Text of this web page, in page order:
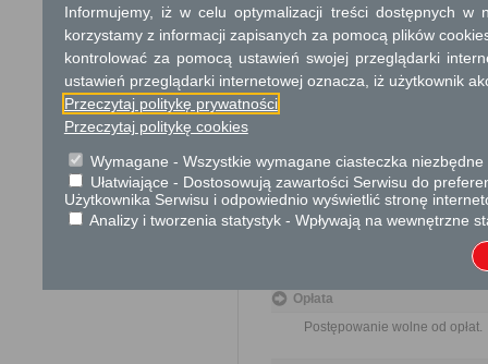
2. Wniosek o wydanie
a)potwierdzenie wniesienia
b) uchwała o rozwiązaniu
c) lista obecności członków
Dodatkowe
Opłata
Postępowanie wolne od opłat.
Informujemy, iż w celu optymalizacji treści dostępnych w
korzystamy z informacji zapisanych za pomocą plików
kontrolować za pomocą ustawień swojej przeglądarki
ustawień przeglądarki internetowej oznacza, iż użytkownik
Przeczytaj politykę prywatności
Przeczytaj politykę cookies
Wymagane - Wszystkie wymagane ciasteczka
Ułatwiające - Dostosowują zawartości Serwisu do
Użytkownika Serwisu i odpowiednio wyświetlić stronę
Analizy i tworzenia statystyk - Wpływają na wewnętrzne